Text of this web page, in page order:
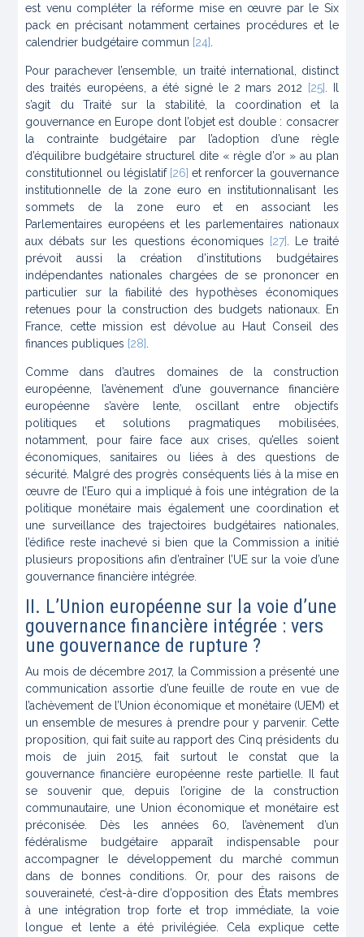
est venu compléter la réforme mise en œuvre par le Six
pack en précisant notamment certaines procédures et le
calendrier budgétaire commun [24]
Pour parachever l’ensemble, un traité international, distinct
des traités européens, a été signé le 2 mars 2012
[25]
s’agit du Traité sur la stabilité, la coordination et la
gouvernance en Europe dont l’objet est double : consacrer
la contrainte budgétaire par l’adoption d’une règle
d’équilibre budgétaire structurel dite « règle d’or » au plan
constitutionnel ou législatif [26] et renforcer la gouvernance
institutionnelle de la zone euro en institutionnalisant les
sommets de la zone euro et en associant les
Parlementaires européens et les parlementaires nationaux
aux débats sur les questions économiques
[27] . Le traité
prévoit aussi la création d’institutions budgétaires
indépendantes nationales chargées de se prononcer en
particulier sur la fiabilité des hypothèses économiques
retenues pour la construction des budgets nationaux. En
France, cette mission est dévolue au Haut Conseil des
finances publiques [28]
Comme dans d’autres domaines de la construction
européenne, l’avènement d’une gouvernance financière
européenne s’avère lente, oscillant entre objectifs
politiques et solutions pragmatiques mobilisées,
notamment, pour faire face aux crises, qu’elles soient
économiques, sanitaires ou liées à des questions de
sécurité. Malgré des progrès conséquents liés à la mise en
œuvre de l’Euro qui a impliqué à fois une intégration de la
politique monétaire mais également une coordination et
une surveillance des trajectoires budgétaires nationales,
l’édifice reste inachevé si bien que la Commission a initié
plusieurs propositions afin d’entraîner l’UE sur la voie d’une
gouvernance financière intégrée.
II. L’Union européenne sur la voie d’une
gouvernance financière intégrée : vers
une gouvernance de rupture ?
Au mois de décembre 2017, la Commission a présenté une
communication assortie d’une feuille de route en vue de
l’achèvement de l’Union économique et monétaire (UEM) et
un ensemble de mesures à prendre pour y parvenir. Cette
proposition, qui fait suite au rapport des Cinq présidents du
mois de juin 2015, fait surtout le constat que la
gouvernance financière européenne reste partielle. Il faut
se souvenir que, depuis l’origine de la construction
communautaire, une Union économique et monétaire est
préconisée. Dès les années 60, l’avènement d’un
fédéralisme budgétaire apparaît indispensable pour
accompagner le développement du marché commun
dans de bonnes conditions. Or, pour des raisons de
souveraineté, c’est-à-dire d’opposition des États membres
à une intégration trop forte et trop immédiate, la voie
longue et lente a été privilégiée. Cela explique cette